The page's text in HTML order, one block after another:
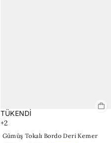
TÜKENDİ
+2
Gümüş Tokalı Bordo Deri Kemer